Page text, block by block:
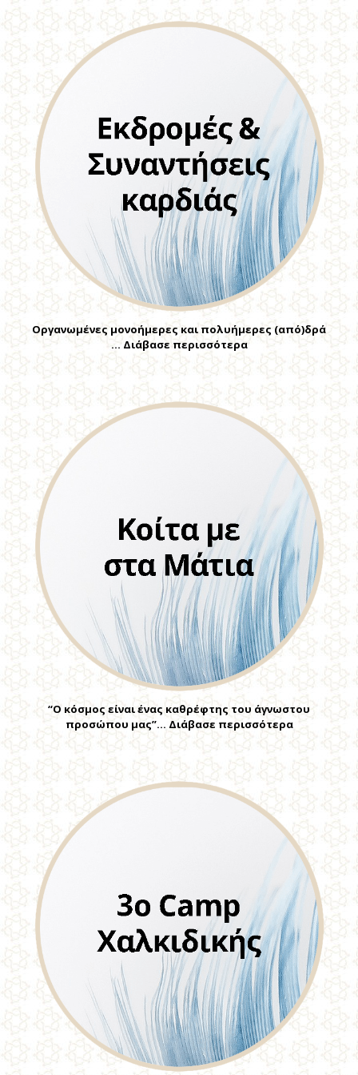
Οργανωμένες μονοήμερες και πολυήμερες (από)δρά
… Διάβασε περισσότερα
“Ο κόσμος είναι ένας καθρέφτης του άγνωστου
προσώπου μας”… Διάβασε περισσότερα